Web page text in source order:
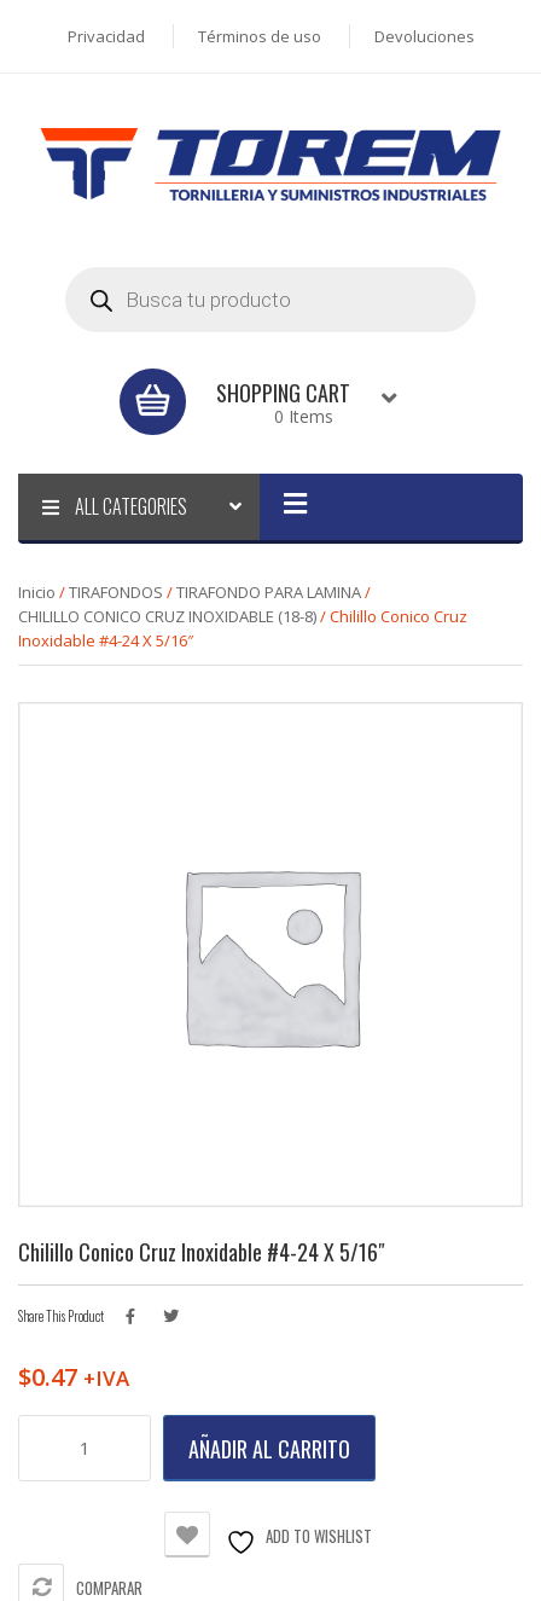
Privacidad Términos de uso Devoluciones
search
SHOPPING CART
0 Items
ALL CATEGORIES
Inicio /TIRAFONDOS /TIRAFONDO PARA LAMINA/
CHILILLO CONICO CRUZ INOXIDABLE (18-8)/ Chilillo Conico Cruz
Inoxidable #4-24 X 5/16″
Chilillo Conico Cruz Inoxidable #4-24 X 5/16″
Share This Product
$0.47 +IVA
X
5/16"
AÑADIR AL CARRITO
ADD TO WISHLIST
COMPARAR